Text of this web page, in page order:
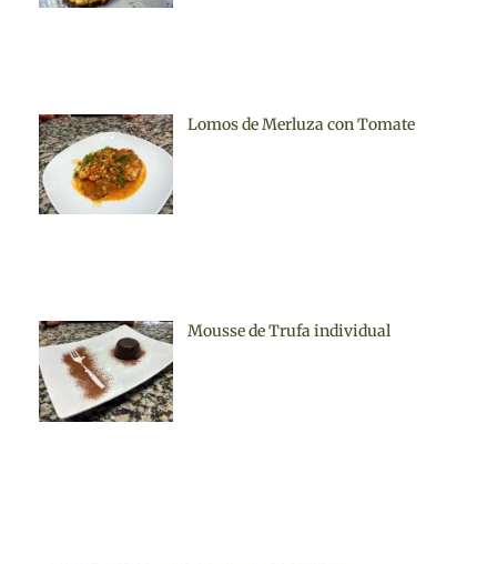
Lomos de Merluza con Tomate
Mousse de Trufa individual